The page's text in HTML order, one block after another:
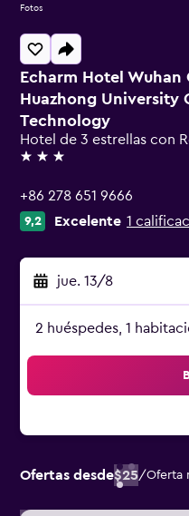
Echarm Hotel Wuhan
Huazhong University
Technology
Hotel de 3 estrellas con
3 estrellas
+86 278 651 9666
9,2 Excelente 1
jue. 13/8
2 huéspedes, 1
Ofertas desde$25/Oferta
Fotos